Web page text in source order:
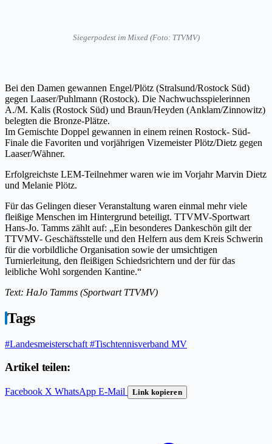
Siegerpodest im Mixed (Foto: TTVMV)
Bei den Damen gewannen Engel/Plötz (Stralsund/Rostock Süd)
gegen Laaser/Puhlmann (Rostock). Die Nachwuchsspielerinnen
A./M. Kalis (Rostock Süd) und Braun/Heyden (Anklam/Zinnowitz)
belegten die Bronze-Plätze.
Im Gemischte Doppel gewannen in einem reinen Rostock- Süd-
Finale die Favoriten und vorjährigen Vizemeister Plötz/Dietz gegen
Laaser/Wähner.
Erfolgreichste LEM-Teilnehmer waren wie im Vorjahr Marvin Dietz
und Melanie Plötz.
Für das Gelingen dieser Veranstaltung waren einmal mehr viele
fleißige Menschen im Hintergrund beteiligt. TTVMV-Sportwart
Hans-Jo. Tamms zählt auf: „Ein besonderes Dankeschön gilt der
TTVMV- Geschäftsstelle und den Helfern aus dem Kreis Schwerin
für die vorbildliche Organisation sowie der umsichtigen
Turnierleitung, den fleißigen Schiedsrichtern und der für das
leibliche Wohl sorgenden Kantine.“
Text: HaJo Tamms (Sportwart TTVMV)
Tags
#Landesmeisterschaft #Tischtennisverband MV
Artikel teilen:
Facebook X WhatsApp E-Mail Link kopieren